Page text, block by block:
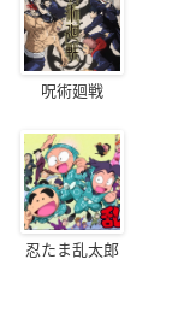
呪術廻戦
忍たま乱太郎